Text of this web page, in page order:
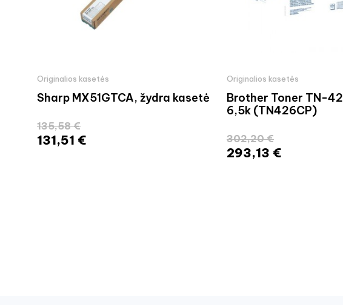
Originalios kasetės
Sharp MX51GTCA, žydra kasetė
135,58 €
131,51 €
Originalios kasetės
Brother Toner TN-
6,5k (TN426CP)
302,20 €
293,13 €